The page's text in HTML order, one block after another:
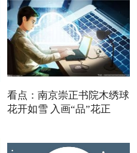
看点：南京崇正书院木绣球
花开如雪 入画“品”花正